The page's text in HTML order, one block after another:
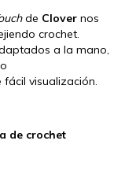
de Clover nos
crochet.
a la mano,
visualización.
de crochet